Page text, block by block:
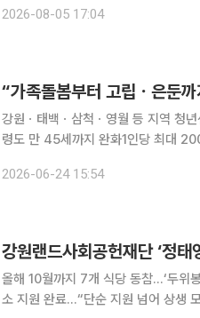
에 나섰다. 강원랜드사회공헌
2026-08-05 17:04
강원ㆍ태백ㆍ삼척ㆍ영월 등 지역 청
령도 만 45세까지 완화1인당 최대 200만원
2026-06-24 15:54
올해 10월까지 7개 식당 동참…‘두위
소 지원 완료…“단순 지원 넘어 상생 모델로 자리매김” 강원랜드사회